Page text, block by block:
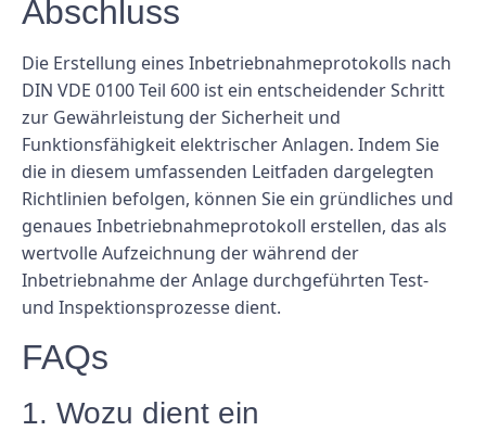
Abschluss
Die Erstellung eines Inbetriebnahmeprotokolls nach
DIN VDE 0100 Teil 600 ist ein entscheidender Schritt
zur Gewährleistung der Sicherheit und
Funktionsfähigkeit elektrischer Anlagen. Indem Sie
die in diesem umfassenden Leitfaden dargelegten
Richtlinien befolgen, können Sie ein gründliches und
genaues Inbetriebnahmeprotokoll erstellen, das als
wertvolle Aufzeichnung der während der
Inbetriebnahme der Anlage durchgeführten Test-
und Inspektionsprozesse dient.
FAQs
1. Wozu dient ein